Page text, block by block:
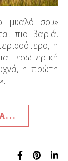
πιο βαριά.
η
εσωτερική
η πρώτη